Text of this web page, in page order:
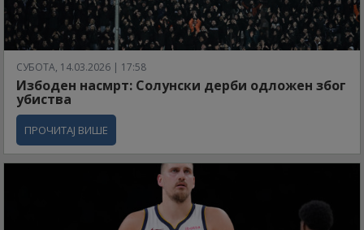
СУБОТА, 14.03.2026 | 17:58
Избоден насмрт: Солунски дерби одложен због
убиства
ПРОЧИТАЈ ВИШЕ